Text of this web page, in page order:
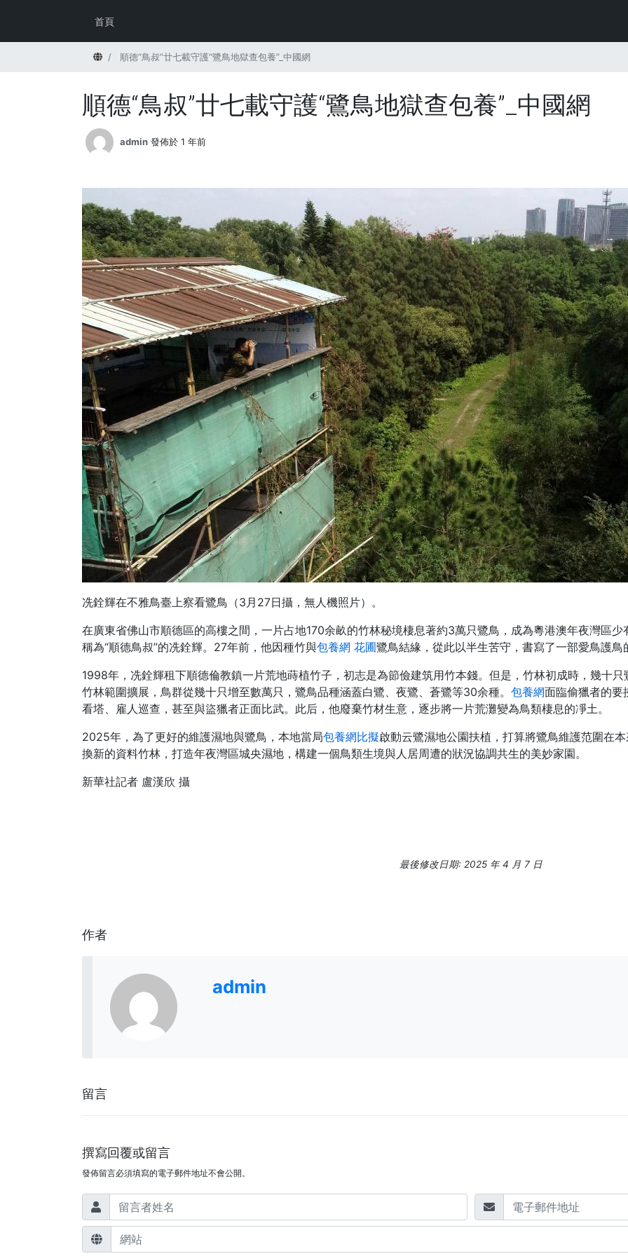
首頁
首頁 順德“鳥叔”廿七載守護“鷺鳥地獄查包養”_中國網
順德“鳥叔”廿七載守護“鷺鳥地獄查包養”_中國網
admin 發佈於 1 年前
冼銓輝在不雅鳥臺上察看鷺鳥（3月27日攝，無人機照片）。
在廣東省佛山市順德區的高樓之間，一片占地170余畝的竹林秘境棲息著約3萬只鷺鳥，成為粵港澳年夜灣區
稱為“順德鳥叔”的冼銓輝。27年前，他因種竹與包養網 花圃鷺鳥結緣，從此以半生苦守，書寫了一部愛鳥護鳥
1998年，冼銓輝租下順德倫教鎮一片荒地蒔植竹子，初志是為節儉建筑用竹本錢。但是，竹林初成時，幾十
竹林範圍擴展，鳥群從幾十只增至數萬只，鷺鳥品種涵蓋白鷺、夜鷺、蒼鷺等30余種。 包養網面臨偷獵者的要
看塔、雇人巡查，甚至與盜獵者正面比武。此后，他廢棄竹材生意，逐步將一片荒灘變為鳥類棲息的凈土。
2025年，為了更好的維護濕地與鷺鳥，本地當局包養網比擬啟動云鷺濕地公園扶植，打算將鷺鳥維護范圍在
換新的資料竹林，打造年夜灣區城央濕地，構建一個鳥類生境與人居周遭的狀況協調共生的美妙家園。
新華社記者 盧漢欣 攝
最後修改日期: 2025 年 4 月 7 日
作者
admin
留言
撰寫回覆或留言
發佈留言必須填寫的電子郵件地址不會公開。